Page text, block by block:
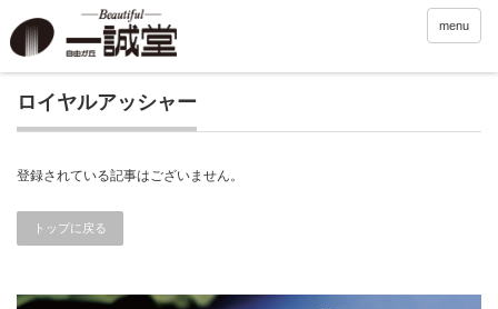
menu
ロイヤルアッシャー
登録されている記事はございません。
トップに戻る